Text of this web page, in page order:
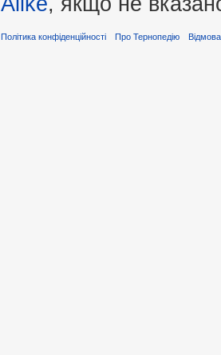
Політика конфіденційності Про Тернопедію Відмова